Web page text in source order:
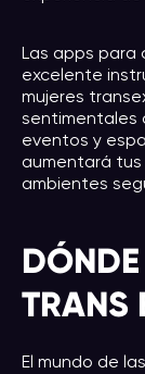
Las apps para
excelente
mujeres
sentimentales
eventos y
aumentará
ambientes
TRANS
El mundo de las